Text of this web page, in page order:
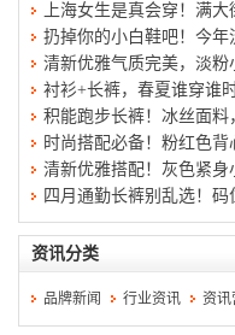
上海女生是真会穿！满大
扔掉你的小白鞋吧！今年
清新优雅气质完美，淡粉
衬衫+长裤，春夏谁穿谁时
积能跑步长裤！冰丝面
时尚搭配必备！粉红色
清新优雅搭配！灰色紧
四月通勤长裤别乱选！码
资讯分类
品牌新闻 行业资讯 资讯